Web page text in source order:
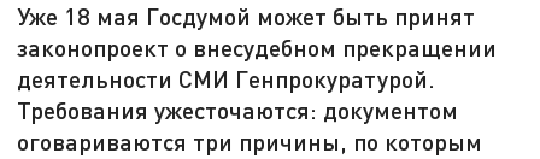
Уже 18 мая Госдумой может быть принят
законопроект о внесудебном прекращении
деятельности СМИ Генпрокуратурой.
Требования ужесточаются: документом
оговариваются три причины, по которым